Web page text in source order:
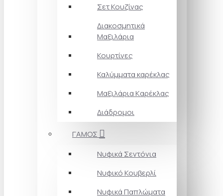
Σετ Κουζίνας
Διακοσμητικά
Μαξιλάρια
Κουρτίνες
Καλύμματα καρέκλας
Μαξιλάρια Kαρέκλας
Διάδρομοι
ΓΑΜΟΣ
Νυφικά Σεντόνια
Νυφικό Κουβερλί
Νυφικά Παπλώματα